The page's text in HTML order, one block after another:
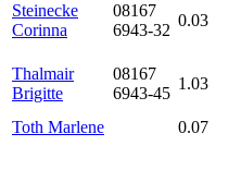
Steinecke
Corinna
08167
6943-32
0.03
Thalmair
Brigitte
08167
6943-45
1.03
Toth Marlene
0.07